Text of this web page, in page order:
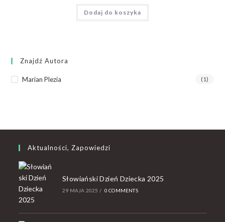
Dodaj do koszyka
Znajdź Autora
Marian Plezia (1)
Aktualności, Zapowiedzi
Słowiański Dzień Dziecka 2025
29 MAJA 2025 / 0 COMMENTS